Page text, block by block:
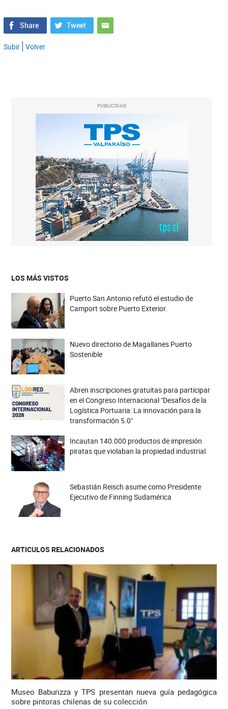
Subir Volver
PUBLICIDAD
LOS MÁS VISTOS
Puerto San Antonio refutó el estudio de
Camport sobre Puerto Exterior.
Nuevo directorio de Magallanes Puerto
Sostenible
Abren inscripciones gratuitas para participar
en el Congreso Internacional "Desafíos de la
Logística Portuaria: La innovación para la
transformación 5.0"
Incautan 140.000 productos de impresión
piratas que violaban la propiedad industrial.
Sebastián Reisch asume como Presidente
Ejecutivo de Finning Sudamérica
ARTICULOS RELACIONADOS
Museo Baburizza y TPS presentan nueva guía pedagógica
sobre pintoras chilenas de su colección